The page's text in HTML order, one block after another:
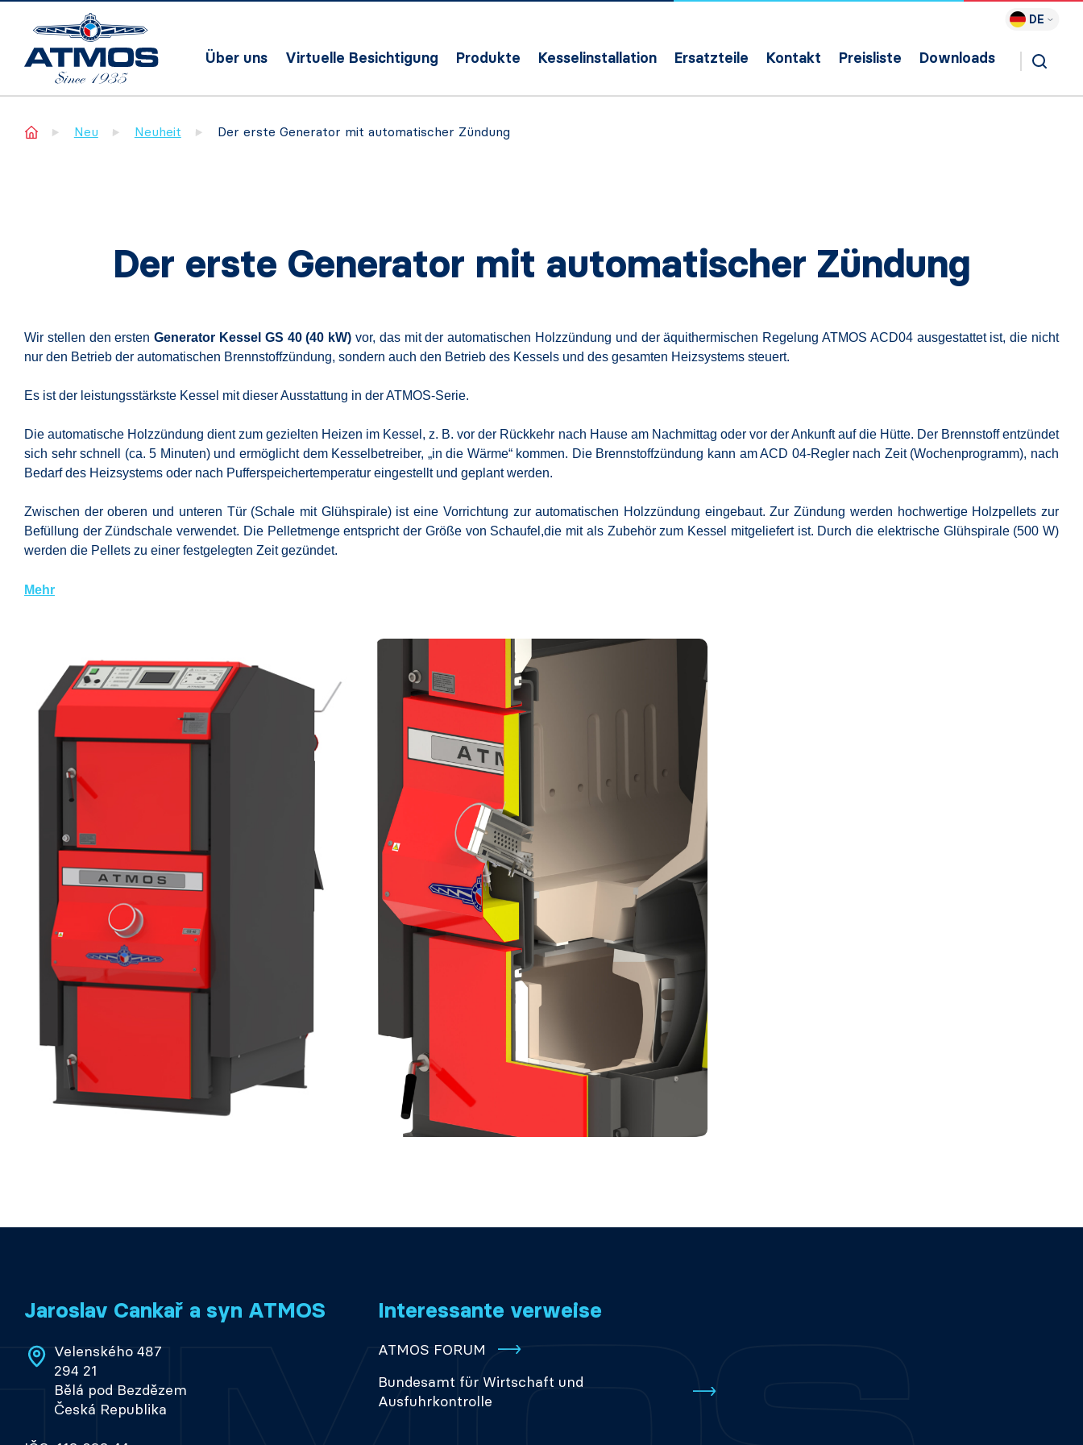
DE
Über uns Virtuelle Besichtigung Produkte Kesselinstallation Ersatzteile Kontakt Preisliste Downloads
Home Neu Neuheit Der erste Generator mit automatischer Zündung
Der erste Generator mit automatischer Zündung
Wir stellen den erstenGenerator Kessel GS 40 (40 kW)vor, das mit der automatischen Holzzündung und der äquithermischen Regelung ATMOS ACD04 ausgestattet ist, die nicht
nur den Betrieb der automatischen Brennstoffzündung, sondern auch den Betrieb des Kessels und des gesamten Heizsystems steuert.
Es ist der leistungsstärkste Kessel mit dieser Ausstattung in der ATMOS-Serie.
Die automatische Holzzündung dient zum gezielten Heizen im Kessel, z. B. vor der Rückkehr nach Hause am Nachmittag oder vor der Ankunft auf die Hütte. Der Brennstoff entzündet
sich sehr schnell (ca. 5 Minuten) und ermöglicht dem Kesselbetreiber, „in die Wärme“ kommen. Die Brennstoffzündung kann am ACD 04-Regler nach Zeit (Wochenprogramm), nach
Bedarf des Heizsystems oder nach Pufferspeichertemperatur eingestellt und geplant werden.
Zwischen der oberen und unteren Tür (Schale mit Glühspirale) ist eine Vorrichtung zur automatischen Holzzündung eingebaut. Zur Zündung werden hochwertige Holzpellets zur
Befüllung der Zündschale verwendet. Die Pelletmenge entspricht der Größe von Schaufel,die mit als Zubehör zum Kessel mitgeliefert ist. Durch die elektrische Glühspirale (500 W)
werden die Pellets zu einer festgelegten Zeit gezündet.
Mehr
Jaroslav Cankař a syn ATMOS
Velenského 487
294 21
Bělá pod Bezdězem
Česká Republika
Interessante verweise
ATMOS FORUM
Bundesamt für Wirtschaft und
Ausfuhrkontrolle